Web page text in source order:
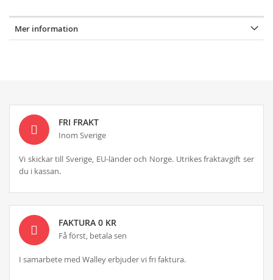
Mer information
FRI FRAKT
Inom Sverige
Vi skickar till Sverige, EU-länder och Norge. Utrikes fraktavgift ser
du i kassan.
FAKTURA 0 KR
Få först, betala sen
I samarbete med Walley erbjuder vi fri faktura.